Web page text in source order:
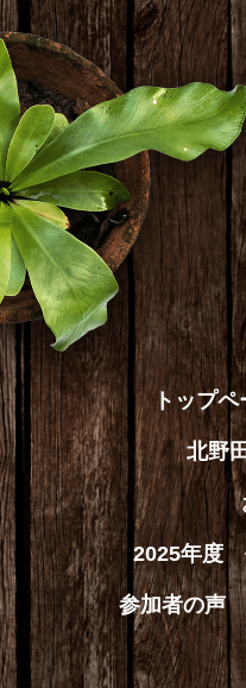
トップペ
北野
2025年度
参加者の声